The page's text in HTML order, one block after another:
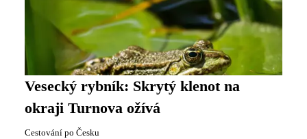
Vesecký rybník: Skrytý klenot na
okraji Turnova ožívá
Cestování po Česku